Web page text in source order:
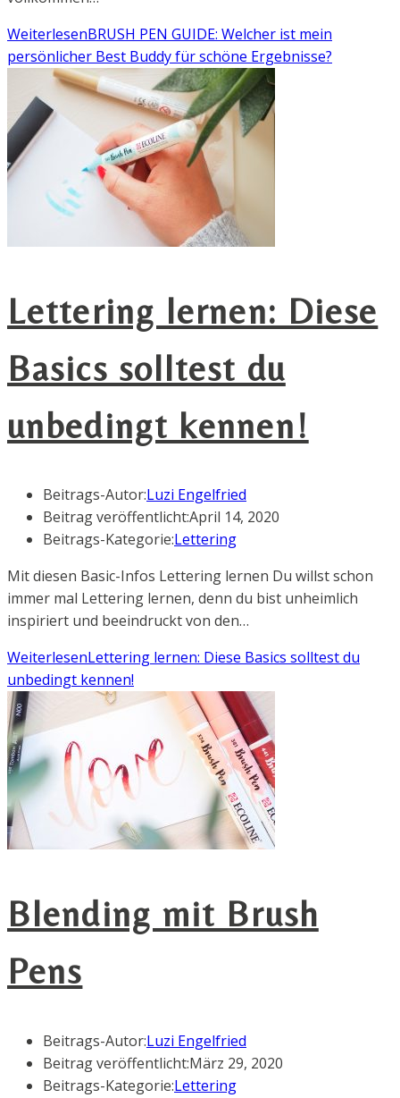
WeiterlesenBRUSH PEN GUIDE: Welcher ist mein
persönlicher Best Buddy für schöne Ergebnisse?
Lettering lernen: Diese
Basics solltest du
unbedingt kennen!
Beitrags-Autor:Luzi Engelfried
Beitrag veröffentlicht:April 14, 2020
Beitrags-Kategorie:Lettering
Mit diesen Basic-Infos Lettering lernen Du willst schon
immer mal Lettering lernen, denn du bist unheimlich
inspiriert und beeindruckt von den…
WeiterlesenLettering lernen: Diese Basics solltest du
unbedingt kennen!
Blending mit Brush
Pens
Beitrags-Autor:Luzi Engelfried
Beitrag veröffentlicht:März 29, 2020
Beitrags-Kategorie:Lettering